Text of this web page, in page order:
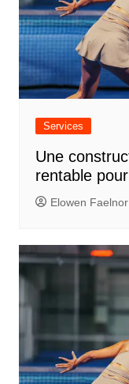
i
o
n
d
i
c
l
e
Services
Une
rentable
Elowen Faelnor